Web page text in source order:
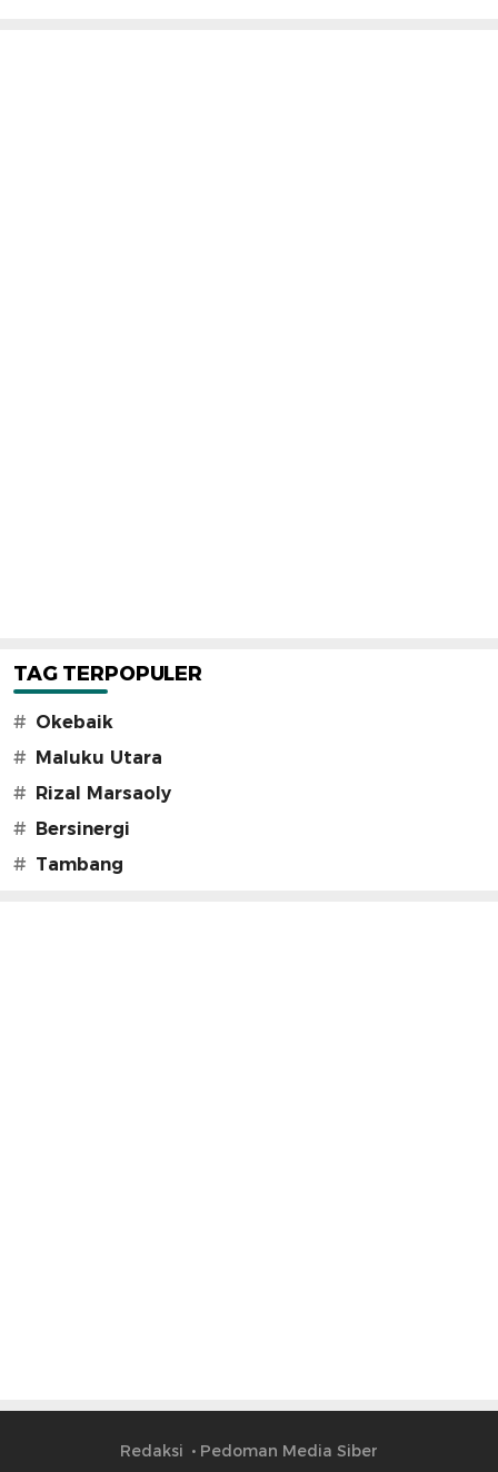
TAG TERPOPULER
# Okebaik
#
Maluku Utara
#
Rizal Marsaoly
#
Bersinergi
# Tambang
Redaksi Pedoman Media Siber